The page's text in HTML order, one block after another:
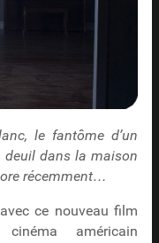
le fantôme d’un
dans la maison
récemment…
ce nouveau film
américain